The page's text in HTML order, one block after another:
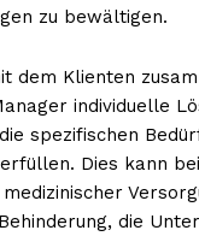
zu bewältigen.
dem Klienten
individuelle
spezifischen
Dies kann
die